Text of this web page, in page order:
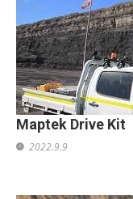
Maptek Drive Kit
2022.9.9